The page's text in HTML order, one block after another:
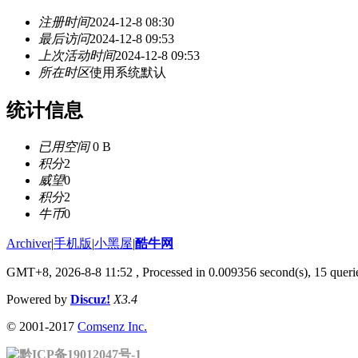
注册时间2024-12-8 08:30
最后访问2024-12-8 09:53
上次活动时间2024-12-8 09:53
所在时区使用系统默认
统计信息
已用空间0 B
积分2
威望0
积分2
牛币0
Archiver|手机版|小黑屋|酷牛网
GMT+8, 2026-8-8 11:52 , Processed in 0.009356 second(s), 15
Powered by Discuz! X3.4
© 2001-2017 Comsenz Inc.
黔ICP备19012047号-1